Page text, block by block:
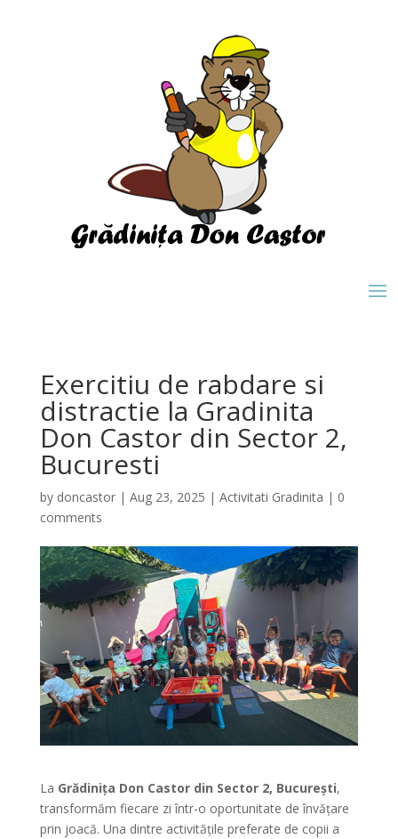
Exercitiu de rabdare si
distractie la Gradinita
Don Castor din Sector 2,
Bucuresti
by doncastor| Aug 23, 2025 | Activitati Gradinita | 0
comments
La Grădinița Don Castor din Sector 2, București,
transformăm fiecare zi într-o oportunitate de învățare
prin joacă. Una dintre activitățile preferate de copii a